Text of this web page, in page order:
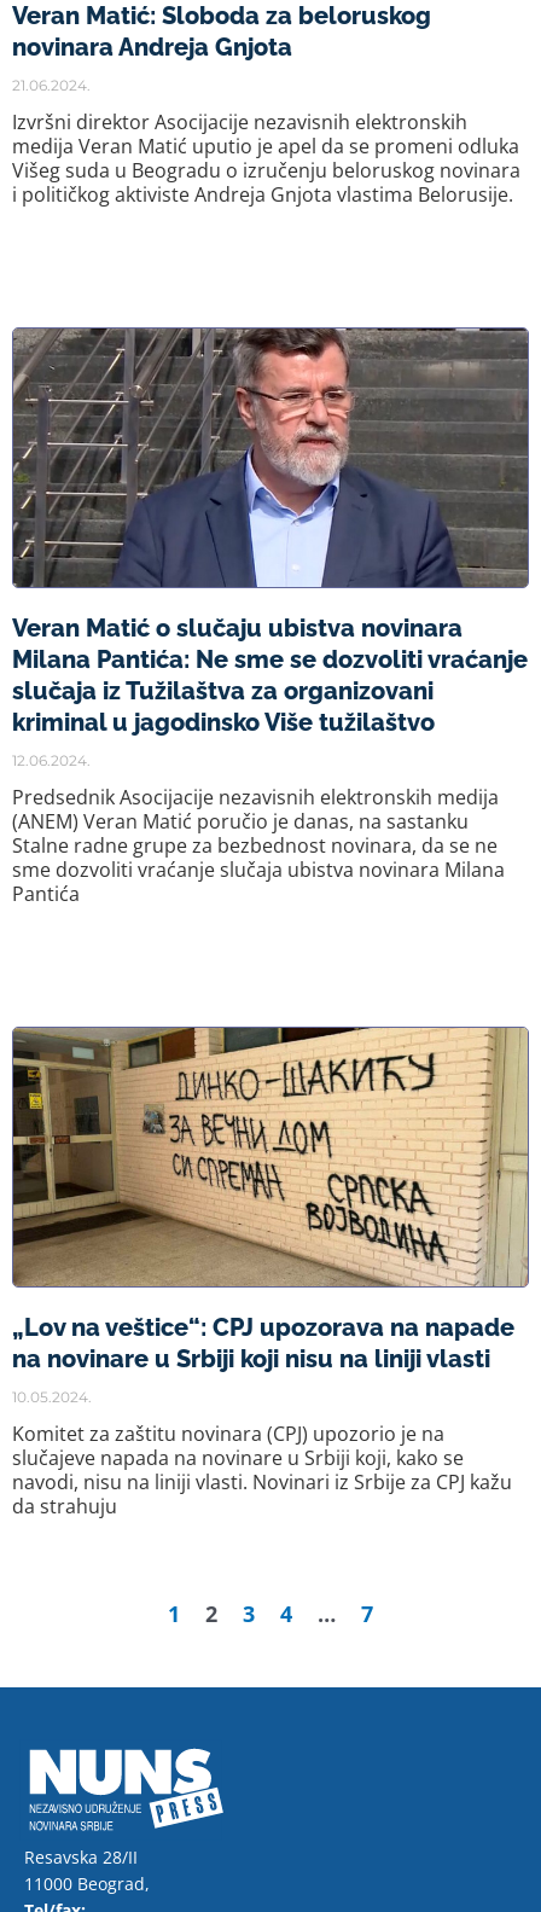
Veran Matić: Sloboda za beloruskog
novinara Andreja Gnjota
21.06.2024.
Izvršni direktor Asocijacije nezavisnih elektronskih
medija Veran Matić uputio je apel da se promeni odluka
Višeg suda u Beogradu o izručenju beloruskog novinara
i političkog aktiviste Andreja Gnjota vlastima Belorusije.
Veran Matić o slučaju ubistva novinara
Milana Pantića: Ne sme se dozvoliti vraćanje
slučaja iz Tužilaštva za organizovani
kriminal u jagodinsko Više tužilaštvo
12.06.2024.
Predsednik Asocijacije nezavisnih elektronskih medija
(ANEM) Veran Matić poručio je danas, na sastanku
Stalne radne grupe za bezbednost novinara, da se ne
sme dozvoliti vraćanje slučaja ubistva novinara Milana
Pantića
„Lov na veštice“: CPJ upozorava na napade
na novinare u Srbiji koji nisu na liniji vlasti
10.05.2024.
Komitet za zaštitu novinara (CPJ) upozorio je na
slučajeve napada na novinare u Srbiji koji, kako se
navodi, nisu na liniji vlasti. Novinari iz Srbije za CPJ kažu
da strahuju
1 2 3 4 … 7
Resavska 28/II
11000 Beograd,